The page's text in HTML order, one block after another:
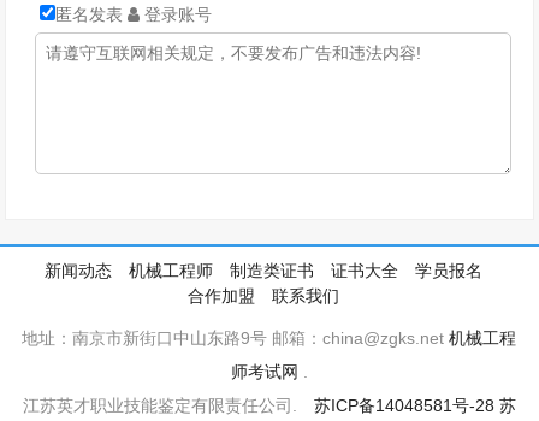
匿名发表 登录账号
新闻动态 机械工程师 制造类证书 证书大全
学员报名
合作加盟
联系我们
地址：南京市新街口中山东路9号 邮箱：china@zgks.net机械工程
师考试网
江苏英才职业技能鉴定有限责任公司. 苏ICP备14048581号-28 苏